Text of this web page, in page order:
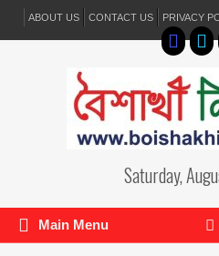
ABOUT US CONTACT US PRIVACY
Saturday,
Main Menu